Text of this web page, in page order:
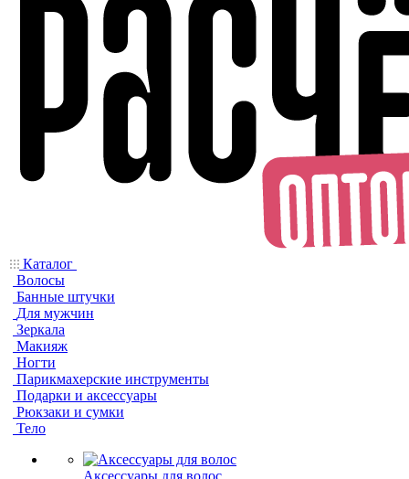
Каталог
Волосы
Банные штучки
Для мужчин
Зеркала
Макияж
Ногти
Парикмахерские инструменты
Подарки и аксессуары
Рюкзаки и сумки
Тело
Аксессуары для волос